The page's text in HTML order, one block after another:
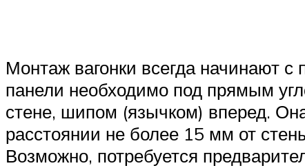
Монтаж вагонки всегда начинают с
панели необходимо под прямым
стене, шипом (язычком) вперед.
расстоянии не более 15 мм от
Возможно, потребуется